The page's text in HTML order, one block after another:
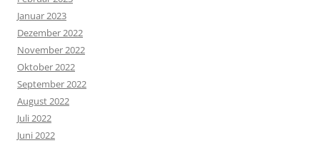
Januar 2023
Dezember 2022
November 2022
Oktober 2022
September 2022
August 2022
Juli 2022
Juni 2022